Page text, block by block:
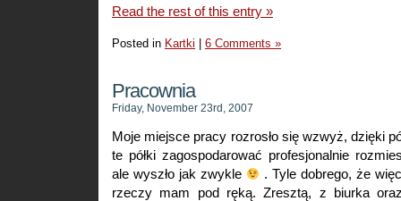
Read the rest of this entry »
Posted in Kartki 6 Comments »
Pracownia
Friday, November 23rd, 2007
Moje miejsce pracy rozrosło się wzwyż, dzięki
te półki zagospodarować profesjonalnie
ale wyszło jak zwykle
. Tyle dobrego, że
rzeczy mam pod ręką. Zresztą, z biurka